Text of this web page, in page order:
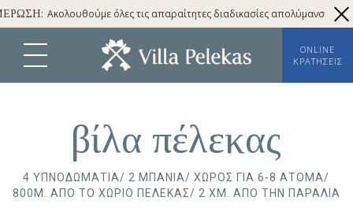
Ακολουθούμε όλες τις απαραίτητες διαδικασίες απολύμανσης
ONLINE
ΚΡΑΤΉΣΕΙΣ
βίλα πέλεκας
4 ΥΠΝΟΔΩΜΆΤΙΑ/ 2 ΜΠΆΝΙΑ/ ΧΏΡΟΣ ΓΙΑ 6-8 ΆΤΟΜΑ/
800Μ. ΑΠΌ ΤΟ ΧΩΡΙΌ ΠΈΛΕΚΑΣ/ 2 ΧΜ. ΑΠΌ ΤΗΝ ΠΑΡΑΛΊΑ